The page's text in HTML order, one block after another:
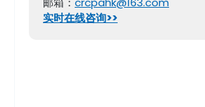
实时在线咨询>>